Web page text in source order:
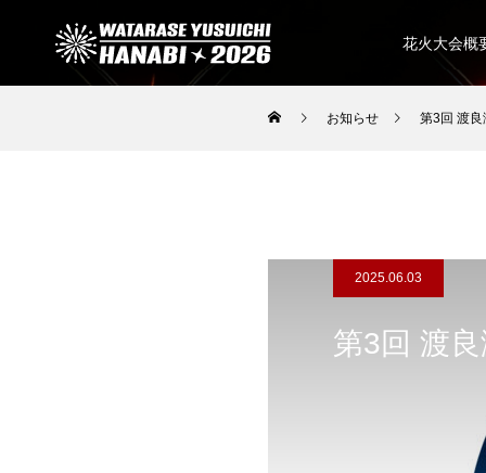
花火大会概
お知らせ 第3回 渡
2025.06.03
第3回 渡